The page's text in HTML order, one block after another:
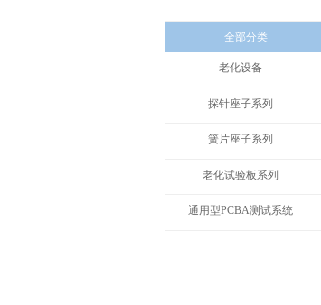
全部分类
老化设备
探针座子系列
簧片座子系列
老化试验板系列
通用型PCBA测试系统